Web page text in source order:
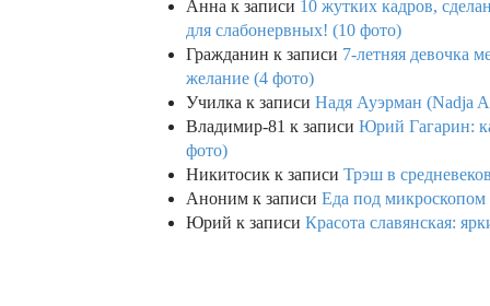
Анна к записи 10 жутких кадров,
для слабонервных! (10 фото)
Гражданин к записи 7-летняя девочка
желание (4 фото)
Училка к записи Надя Ауэрман (Nadja
Владимир-81 к записи Юрий Гагарин:
фото)
Никитосик к записи Трэш в
Аноним к записи Еда под микроскопом
Юрий к записи Красота славянская: